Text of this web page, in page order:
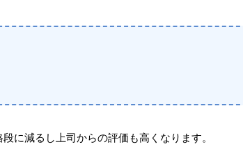
に減るし上司からの評価も高くなります。